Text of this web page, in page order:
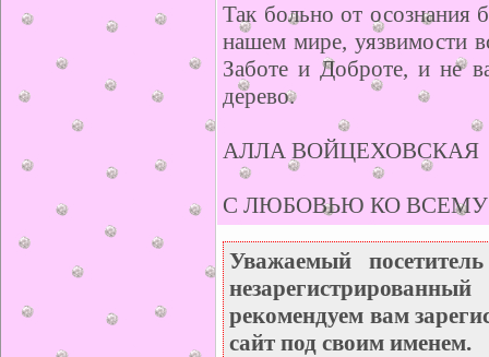
Так больно от
нашем мире, уязвимости
Заботе и Доброте, и не
дерево.
АЛЛА ВОЙЦЕХОВСКАЯ
С ЛЮБОВЬЮ КО
Уважаемый
рекомендуем вам
сайт под своим именем.